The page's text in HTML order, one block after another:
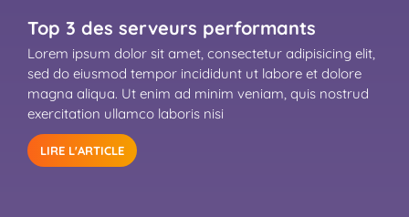
Top 3 des serveurs performants
Lorem ipsum dolor sit amet, consectetur adipisicing elit,
sed do eiusmod tempor incididunt ut labore et dolore
magna aliqua. Ut enim ad minim veniam, quis nostrud
exercitation ullamco laboris nisi
LIRE L'ARTICLE